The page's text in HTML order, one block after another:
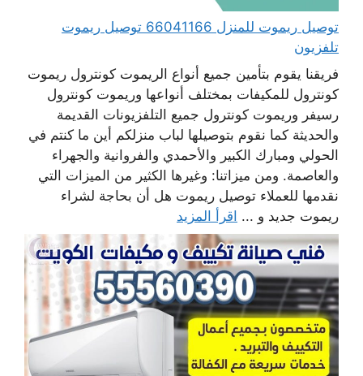
توصيل ريموت للمنزل 66041166 توصيل ريموت
تلفزيون
فريقنا يقوم بتأمين جميع أنواع الريموت كونترول ريموت
كونترول للمكيفات بمختلف أنواعها وريموت كونترول
رسيفر وريموت كونترول جميع التلفزيونات القديمة
والحديثة كما نقوم بتوصيلها لباب منزلكم أين ما كنتم في
الحولي ومبارك الكبير والأحمدي والفروانية والجهراء
والعاصمة. ومن ميزاتنا: وغيرها الكثير من الميزات التي
نقدمها للعملاء توصيل ريموت هل أن بحاجة لشراء
ريموت جديد و ... اقرأ المزيد